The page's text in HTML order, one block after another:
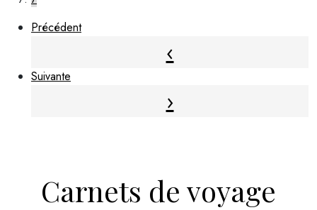
Précédent
Suivante
Carnets de voyage